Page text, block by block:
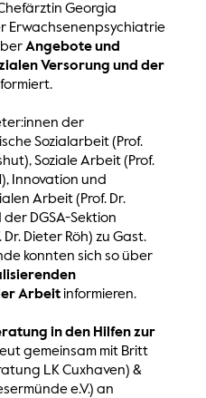
Georgia
Erwachsenenpsychiatrie
Angebote und
Versorung und der
der
Sozialarbeit (Prof.
Soziale Arbeit (Prof.
Innovation und
Arbeit (Prof. Dr.
DGSA-Sektion
Dieter Röh) zu Gast.
konnten sich so über
Arbeitinformieren.
in den Hilfen zur
gemeinsam mit Britt
LK Cuxhaven) &
e.V.) an